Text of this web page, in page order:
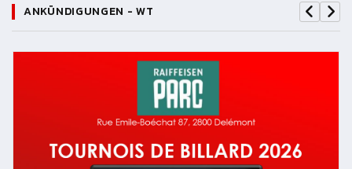
ANKÜNDIGUNGEN - WT